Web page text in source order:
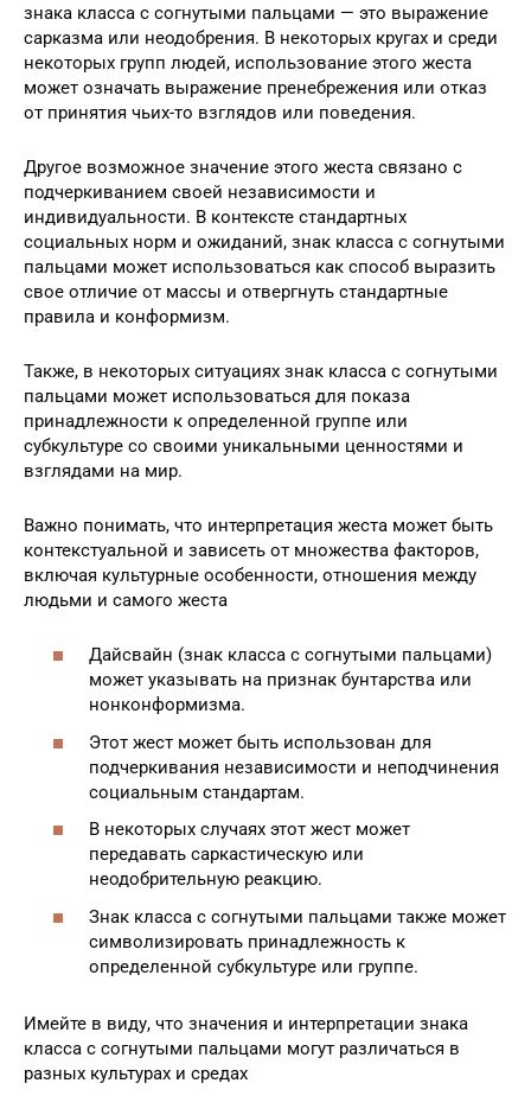
знака класса с согнутыми пальцами — это выражение
сарказма или неодобрения. В некоторых кругах и среди
некоторых групп людей, использование этого жеста
может означать выражение пренебрежения или отказ
от принятия чьих-то взглядов или поведения.
Другое возможное значение этого жеста связано с
подчеркиванием своей независимости и
индивидуальности. В контексте стандартных
социальных норм и ожиданий, знак класса с согнутыми
пальцами может использоваться как способ выразить
свое отличие от массы и отвергнуть стандартные
правила и конформизм.
Также, в некоторых ситуациях знак класса с согнутыми
пальцами может использоваться для показа
принадлежности к определенной группе или
субкультуре со своими уникальными ценностями и
взглядами на мир.
Важно понимать, что интерпретация жеста может быть
контекстуальной и зависеть от множества факторов,
включая культурные особенности, отношения между
людьми и самого жеста
Дайсвайн (знак класса с согнутыми пальцами)
может указывать на признак бунтарства или
нонконформизма.
Этот жест может быть использован для
подчеркивания независимости и неподчинения
социальным стандартам.
В некоторых случаях этот жест может
передавать саркастическую или
неодобрительную реакцию.
Знак класса с согнутыми пальцами также может
символизировать принадлежность к
определенной субкультуре или группе.
Имейте в виду, что значения и интерпретации знака
класса с согнутыми пальцами могут различаться в
разных культурах и средах